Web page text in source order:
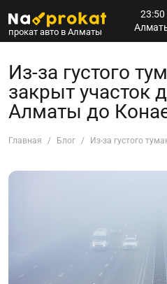
прокат авто в Алматы
23:50
Из-за густого
закрыт участок
Алматы до
Главная Блог Из-за густого